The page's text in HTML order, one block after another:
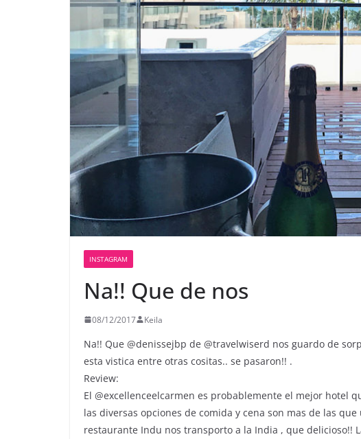
INSTAGRAM
Na!! Que de nos
08/12/2017 Keila
Na!! Que @denissejbp de @travelwiserd nos guardo de
esta vistica entre otras cositas.. se pasaron!! .
Review:
El @excellenceelcarmen es probablemente el mejor hotel
las diversas opciones de comida y cena son mas de las
restaurante Indu nos transporto a la India , que delicioso!!